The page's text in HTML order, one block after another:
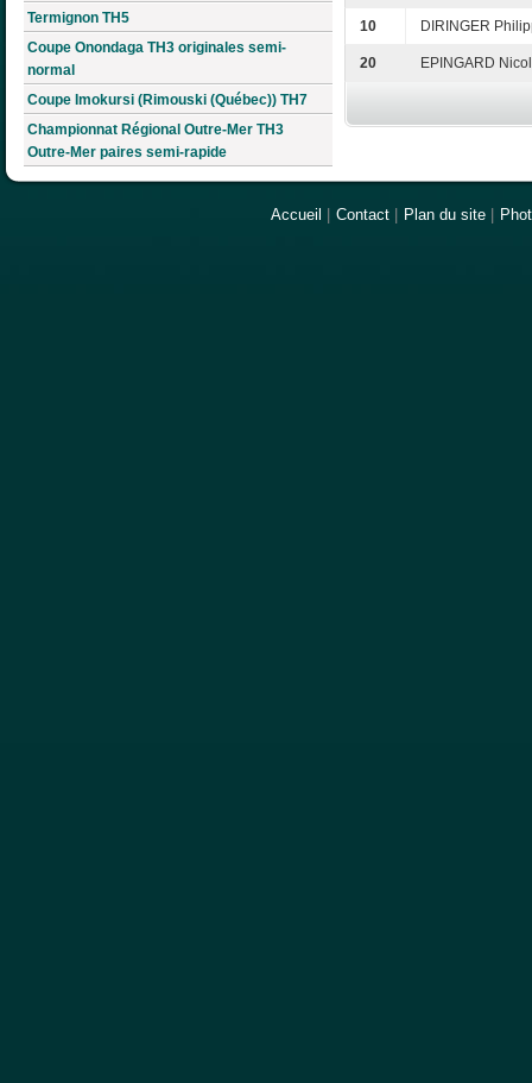
Termignon TH5
Coupe Onondaga TH3 originales semi-
normal
Coupe Imokursi (Rimouski (Québec)) TH7
Championnat Régional Outre-Mer TH3
Outre-Mer paires semi-rapide
10 DIRINGER
20 EPINGARD
Accueil Contact Plan du site